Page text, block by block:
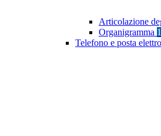
Articolazione
Organigramma 1
Telefono e posta